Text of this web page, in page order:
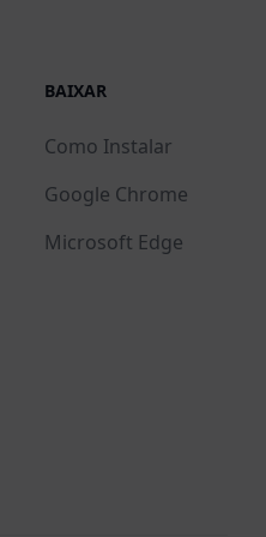
BAIXAR
Como Instalar
Google Chrome
Microsoft Edge